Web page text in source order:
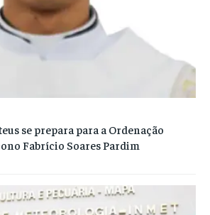
se prepara para a Ordenação
Fabrício Soares Pardim